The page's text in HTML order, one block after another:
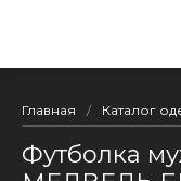
Главная / Каталог
Футболка